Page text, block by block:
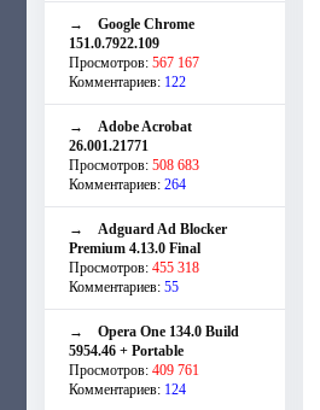
→ Google Chrome
151.0.7922.109
Просмотров: 567 167
Комментариев: 122
→ Adobe Acrobat
26.001.21771
Просмотров: 508 683
Комментариев: 264
→ Adguard Ad Blocker
Premium 4.13.0 Final
Просмотров: 455 318
Комментариев: 55
→ Opera One 134.0 Build
5954.46 + Portable
Просмотров: 409 761
Комментариев: 124